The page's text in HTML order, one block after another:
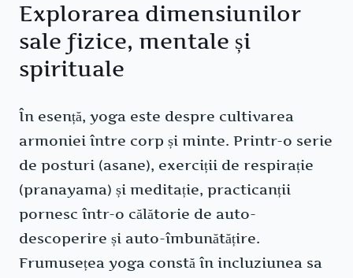
Explorarea dimensiunilor
sale fizice, mentale și
spirituale
În esență, yoga este despre cultivarea
armoniei între corp și minte. Printr-o serie
de posturi (asane), exerciții de respirație
(pranayama) și meditație, practicanții
pornesc într-o călătorie de auto-
descoperire și auto-îmbunătățire.
Frumusețea yoga constă în incluziunea sa